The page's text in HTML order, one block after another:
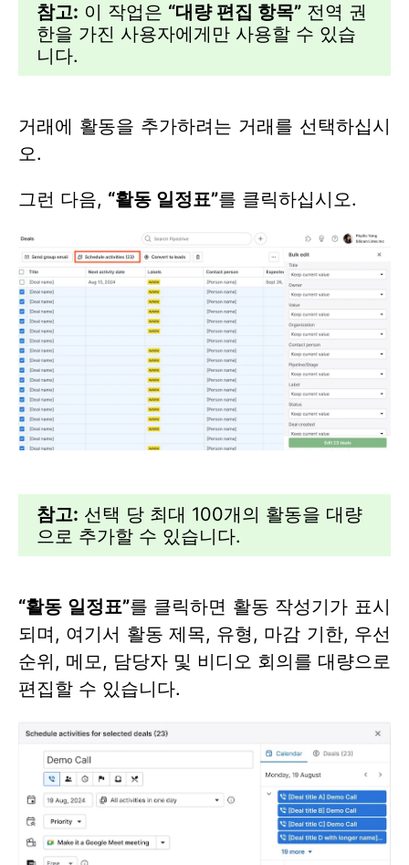
참고: 이 작업은 “대량 편집 항목” 전역 권
한을 가진 사용자에게만 사용할 수 있습
니다.
거래에 활동을 추가하려는 거래를 선택하십시
오.
그런 다음, “활동 일정표”를 클릭하십시오.
참고: 선택 당 최대 100개의 활동을 대량
으로 추가할 수 있습니다.
“활동 일정표”를 클릭하면 활동 작성기가 표시
되며, 여기서 활동 제목, 유형, 마감 기한, 우선
순위, 메모, 담당자 및 비디오 회의를 대량으로
편집할 수 있습니다.